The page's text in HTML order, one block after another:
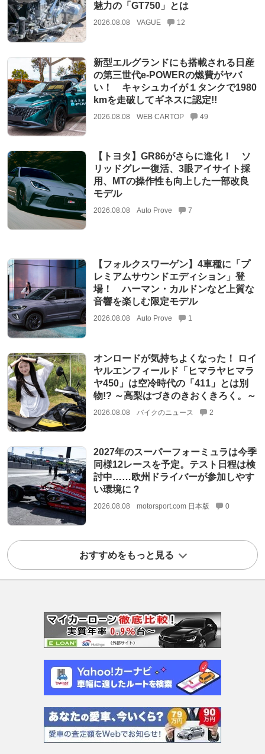
魅力の「GT750」とは
2026.08.08 VAGUE 12
新型エルグランドにも搭載される日産
の第三世代e-POWERの燃費がヤバ
い！ キャシュカイが１タンクで1980
kmを走破してギネスに認定!!
2026.08.08 WEB CARTOP 49
【トヨタ】GR86がさらに進化！ ソ
リッドグレー復活、3眼アイサイト採
用、MTの操作性も向上した一部改良
モデル
2026.08.08 Auto Prove 7
【フォルクスワーゲン】4車種に「プ
レミアムサウンドエディション」登
場！ ハーマン・カルドンなど上質な
音響を楽しむ限定モデル
2026.08.08 Auto Prove 1
オンロードが気持ちよくなった！ ロイ
ヤルエンフィールド「ヒマラヤヒマラ
ヤ450」は空冷時代の「411」とは別
物!? ～高梨はづきのきおくきろく。～
2026.08.08 バイクのニュース 2
2027年のスーパーフォーミュラは今季
同様12レースを予定。テスト日程は検
討中……欧州ドライバーが参加しやす
い環境に？
2026.08.08 motorsport.com 日本版 0
おすすめをもっと見る